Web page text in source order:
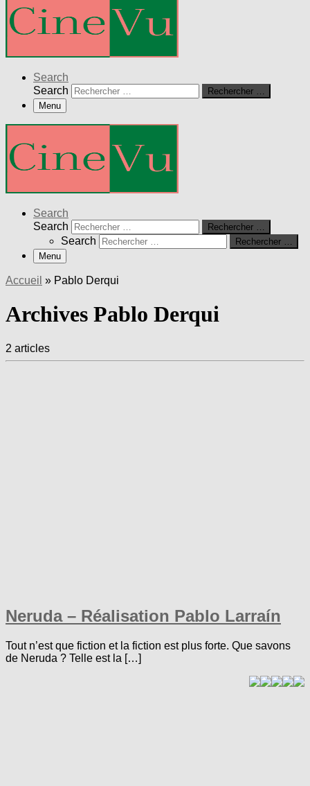
Search
Search
Rechercher …
Menu
Search
Search
Rechercher …
Search
Rechercher …
Menu
Accueil » Pablo Derqui
Archives Pablo Derqui
2 articles
Neruda – Réalisation Pablo Larraín
Tout n’est que fiction et la fiction est plus forte. Que savons
de Neruda ? Telle est la […]